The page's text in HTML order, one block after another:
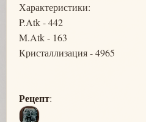
Характеристики:
P.Atk - 442
M.Atk - 163
Кристаллизация - 4965
Рецепт: